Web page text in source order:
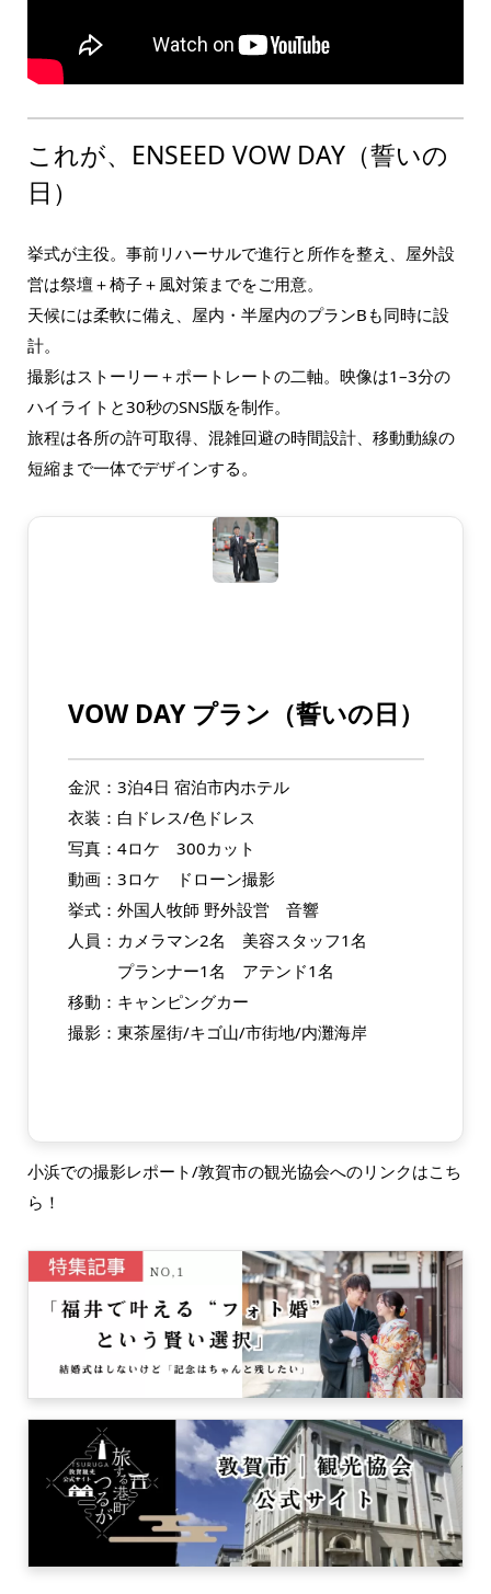
これが、ENSEED VOW DAY（誓いの
日）
挙式が主役。事前リハーサルで進行と所作を整え、屋外設
営は祭壇＋椅子＋風対策までをご用意。
天候には柔軟に備え、屋内・半屋内のプランBも同時に設
計。
撮影はストーリー＋ポートレートの二軸。映像は1–3分の
ハイライトと30秒のSNS版を制作。
旅程は各所の許可取得、混雑回避の時間設計、移動動線の
短縮まで一体でデザインする。
VOW DAY プラン（誓いの日）
金沢：3泊4日 宿泊市内ホテル
衣装：白ドレス/色ドレス
写真：4ロケ 300カット
動画：3ロケ ドローン撮影
挙式：外国人牧師 野外設営 音響
人員：カメラマン2名 美容スタッフ1名
プランナー1名 アテンド1名
移動：キャンピングカー
撮影：東茶屋街/キゴ山/市街地/内灘海岸
小浜での撮影レポート/敦賀市の観光協会へのリンクはこち
ら！